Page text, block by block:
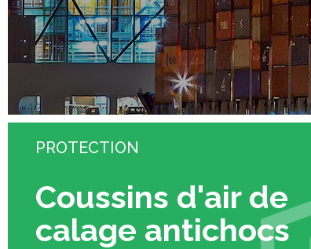
PROTECTION
Coussins d'air de
calage antichocs